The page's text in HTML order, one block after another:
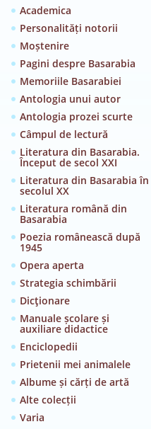
Academica
Personalități notorii
Moștenire
Pagini despre Basarabia
Memoriile Basarabiei
Antologia unui autor
Antologia prozei scurte
Câmpul de lectură
Literatura din Basarabia.
Început de secol XXI
Literatura din Basarabia în
secolul XX
Literatura română din
Basarabia
Poezia românească după
1945
Opera aperta
Strategia schimbării
Dicţionare
Manuale școlare și
auxiliare didactice
Enciclopedii
Prietenii mei animalele
Albume și cărți de artă
Alte colecții
Varia